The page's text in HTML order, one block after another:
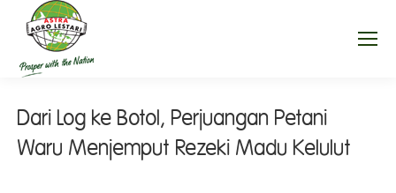
Dari Log ke Botol, Perjuangan Petani
Waru Menjemput Rezeki Madu Kelulut